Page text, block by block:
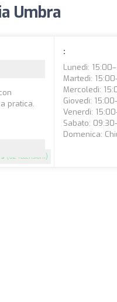
Umbra
5 (62 recensioni)
pratica.
:
Lunedì:
Martedì:
Mercoledì:
Giovedì:
Venerdì:
Sabato:
Domenica: